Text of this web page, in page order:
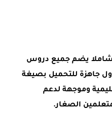
شاملا يضم جميع دروس
جاهزة للتحميل بصيغة
وموجهة لدعم
الصغار.